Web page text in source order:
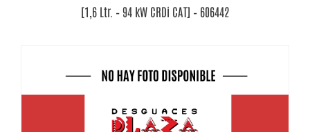
[1,6 Ltr. – 94 kW CRDi CAT] – 606442